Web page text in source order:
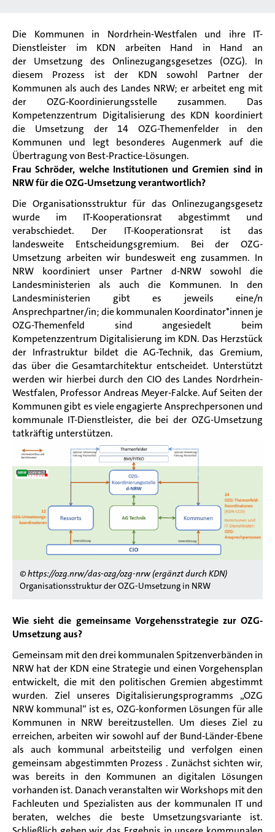
Die Kommunen in Nordrhein-Westfalen und ihre IT-
Dienstleister im KDN arbeiten Hand in Hand an
der Umsetzung des Onlinezugangsgesetzes (OZG). In
diesem Prozess ist der KDN sowohl Partner der
Kommunen als auch des Landes NRW; er arbeitet eng mit
der OZG-Koordinierungsstelle zusammen. Das
Kompetenzzentrum Digitalisierung des KDN koordiniert
die Umsetzung der 14 OZG-Themenfelder in den
Kommunen und legt besonderes Augenmerk auf die
Übertragung von Best-Practice-Lösungen.
Frau Schröder, welche Institutionen und Gremien sind in
NRW für die OZG-Umsetzung verantwortlich?
Die Organisationsstruktur für das Onlinezugangsgesetz
wurde im IT-Kooperationsrat abgestimmt und
verabschiedet. Der IT-Kooperationsrat ist das
landesweite Entscheidungsgremium. Bei der OZG-
Umsetzung arbeiten wir bundesweit eng zusammen. In
NRW koordiniert unser Partner d-NRW sowohl die
Landesministerien als auch die Kommunen. In den
Landesministerien gibt es jeweils eine/n
Ansprechpartner/in; die kommunalen Koordinator*innen je
OZG-Themenfeld sind angesiedelt beim
Kompetenzzentrum Digitalisierung im KDN. Das Herzstück
der Infrastruktur bildet die AG-Technik, das Gremium,
das über die Gesamtarchitektur entscheidet. Unterstützt
werden wir hierbei durch den CIO des Landes Nordrhein-
Westfalen, Professor Andreas Meyer-Falcke. Auf Seiten der
Kommunen gibt es viele engagierte Ansprechpersonen und
kommunale IT-Dienstleister, die bei der OZG-Umsetzung
tatkräftig unterstützen.
© https://ozg.nrw/das-ozg/ozg-nrw (ergänzt durch KDN)
Organisationsstruktur der OZG-Umsetzung in NRW
Wie sieht die gemeinsame Vorgehensstrategie zur OZG-
Umsetzung aus?
Gemeinsam mit den drei kommunalen Spitzenverbänden in
NRW hat der KDN eine Strategie und einen Vorgehensplan
entwickelt, die mit den politischen Gremien abgestimmt
wurden. Ziel unseres Digitalisierungsprogramms „OZG
NRW kommunal“ ist es, OZG-konformen Lösungen für alle
Kommunen in NRW bereitzustellen. Um dieses Ziel zu
erreichen, arbeiten wir sowohl auf der Bund-Länder-Ebene
als auch kommunal arbeitsteilig und verfolgen einen
gemeinsam abgestimmten Prozess . Zunächst sichten wir,
was bereits in den Kommunen an digitalen Lösungen
vorhanden ist. Danach veranstalten wir Workshops mit den
Fachleuten und Spezialisten aus der kommunalen IT und
beraten, welches die beste Umsetzungsvariante ist.